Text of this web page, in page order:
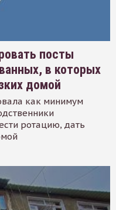
посты
в которых
домой
как минимум
ротацию, дать